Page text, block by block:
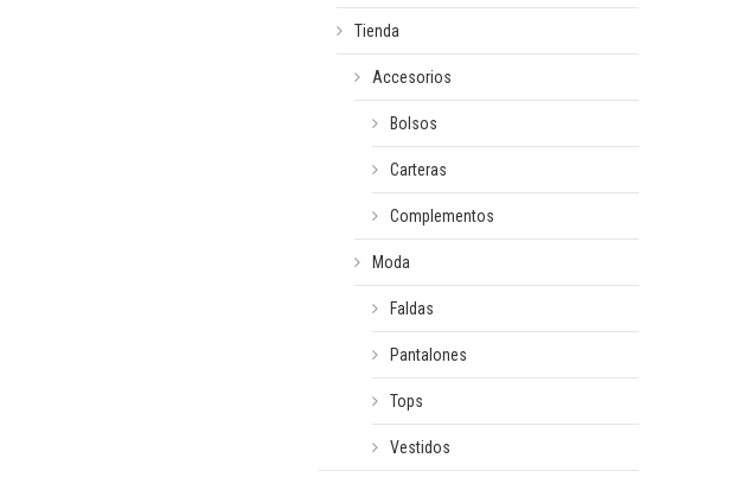
Tienda
Accesorios
Bolsos
Carteras
Complementos
Moda
Faldas
Pantalones
Tops
Vestidos